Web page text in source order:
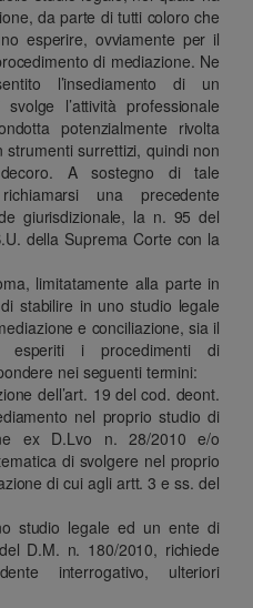
da parte di tutti coloro che
esperire, ovviamente per il
di mediazione. Ne
l’insediamento di un
l’attività professionale
potenzialmente rivolta
strumenti surrettizi, quindi non
A sostegno di tale
una precedente
giurisdizionale, la n. 95 del
della Suprema Corte con la
limitatamente alla parte in
stabilire in uno studio legale
e conciliazione, sia il
esperiti i procedimenti di
nei seguenti termini:
dell’art. 19 del cod. deont.
nel proprio studio di
ex D.Lvo n. 28/2010 e/o
di svolgere nel proprio
di cui agli artt. 3 e ss. del
studio legale ed un ente di
D.M. n. 180/2010, richiede
interrogativo, ulteriori